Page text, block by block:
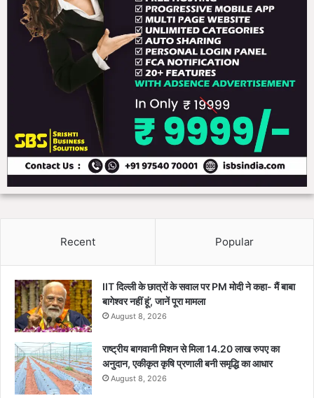
नी
छा
प
छो
Recent Popular
IIT दिल्ली के छात्रों के सवाल पर PM मोदी ने कहा- मैं बाबा
बागेश्वर नहीं हूं’, जानें पूरा मामला
August 8, 2026
राष्ट्रीय बागवानी मिशन से मिला 14.20 लाख रुपए का
अनुदान, एकीकृत कृषि प्रणाली बनी समृद्धि का आधार
August 8, 2026